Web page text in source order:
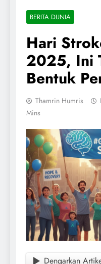
BERITA DUNIA
Hari
2025, Ini
Bentuk
Thamrin Humris
Mins
Dengarkan